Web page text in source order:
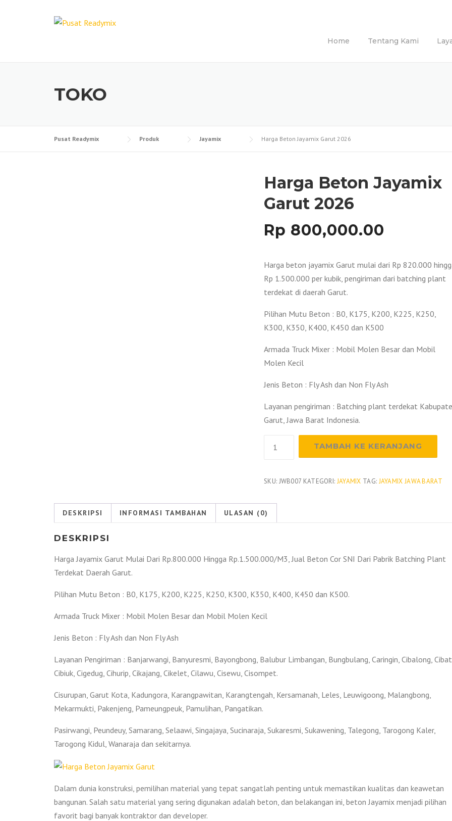
Home Tentang Kami
TOKO
Pusat Readymix Produk Jayamix Harga Beton Jayamix Garut 2026
Harga Beton Jayamix
Garut 2026
Rp 800,000.00
Harga beton jayamix Garut mulai dari Rp 820.000
Rp 1.500.000 per kubik, pengiriman dari batching plant
terdekat di daerah Garut.
Pilihan Mutu Beton : B0, K175, K200, K225, K250,
K300, K350, K400, K450 dan K500
Armada Truck Mixer : Mobil Molen Besar dan Mobil
Molen Kecil
Jenis Beton : Fly Ash dan Non Fly Ash
Layanan pengiriman : Batching plant terdekat
Garut, Jawa Barat Indonesia.
Jayamix
2026
TAMBAH KE KERANJANG
SKU: JWB007 KATEGORI: JAYAMIX TAG: JAYAMIX JAWA BARAT
DESKRIPSI INFORMASI TAMBAHAN ULASAN (0)
DESKRIPSI
Harga Jayamix Garut Mulai Dari Rp.800.000 Hingga Rp.1.500.000/M3, Jual Beton Cor SNI Dari Pabrik Batching Plant
Terdekat Daerah Garut.
Pilihan Mutu Beton : B0, K175, K200, K225, K250, K300, K350, K400, K450 dan K500.
Armada Truck Mixer : Mobil Molen Besar dan Mobil Molen Kecil
Jenis Beton : Fly Ash dan Non Fly Ash
Layanan Pengiriman : Banjarwangi, Banyuresmi, Bayongbong, Balubur Limbangan, Bungbulang, Caringin, Cibalong,
Cibiuk, Cigedug, Cihurip, Cikajang, Cikelet, Cilawu, Cisewu, Cisompet.
Cisurupan, Garut Kota, Kadungora, Karangpawitan, Karangtengah, Kersamanah, Leles, Leuwigoong, Malangbong,
Mekarmukti, Pakenjeng, Pameungpeuk, Pamulihan, Pangatikan.
Pasirwangi, Peundeuy, Samarang, Selaawi, Singajaya, Sucinaraja, Sukaresmi, Sukawening, Talegong, Tarogong Kaler,
Tarogong Kidul, Wanaraja dan sekitarnya.
Dalam dunia konstruksi, pemilihan material yang tepat sangatlah penting untuk memastikan kualitas dan keawetan
bangunan. Salah satu material yang sering digunakan adalah beton, dan belakangan ini, beton Jayamix menjadi pilihan
favorit bagi banyak kontraktor dan developer.